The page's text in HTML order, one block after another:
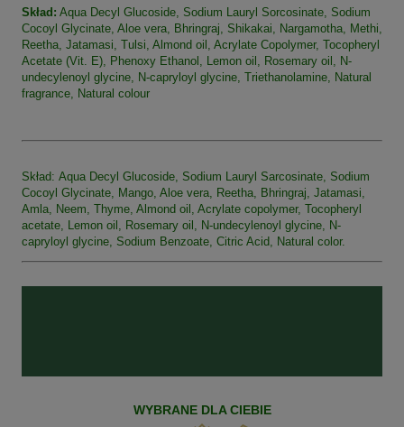
Skład: Aqua Decyl Glucoside, Sodium Lauryl Sorcosinate, Sodium
Cocoyl Glycinate, Aloe vera, Bhringraj, Shikakai, Nargamotha, Methi,
Reetha, Jatamasi, Tulsi, Almond oil, Acrylate Copolymer, Tocopheryl
Acetate (Vit. E), Phenoxy Ethanol, Lemon oil, Rosemary oil, N-
undecylenoyl glycine, N-capryloyl glycine, Triethanolamine, Natural
fragrance, Natural colour
Skład: Aqua Decyl Glucoside, Sodium Lauryl Sarcosinate, Sodium
Cocoyl Glycinate, Mango, Aloe vera, Reetha, Bhringraj, Jatamasi,
Amla, Neem, Thyme, Almond oil, Acrylate copolymer, Tocopheryl
acetate, Lemon oil, Rosemary oil, N-undecylenoyl glycine, N-
capryloyl glycine, Sodium Benzoate, Citric Acid, Natural color.
WYBRANE DLA CIEBIE